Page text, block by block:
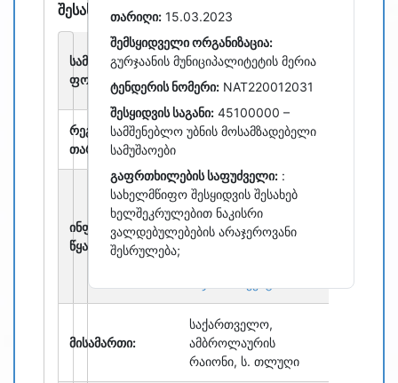
შესახებ
სამართლებრივი
ფორმა:
შეზღუდული
პასუხისმგებლობის
საზოგადოება
რეგისტრაციის
თარიღი:
29 თებერვალი 2016
ინფორმაციის
წყარო:
წარმოდგენილი
ინფორმაცია არის
საჯაროდ
მისამართი:
საქართველო,
ამბროლაურის
რაიონი, ს. თლუღი
თარიღი: 15.03.2023
შემსყიდველი ორგანიზაცია:
გურჯაანის მუნიციპალიტეტის მერია
ტენდერის ნომერი: NAT220012031
შესყიდვის საგანი: 45100000 –
სამშენებლო უბნის მოსამზადებელი
სამუშაოები
გაფრთხილების საფუძველი: :
სახელმწიფო შესყიდვის შესახებ
ხელშეკრულებით ნაკისრი
ვალდებულებების არაჯეროვანი
შესრულება;